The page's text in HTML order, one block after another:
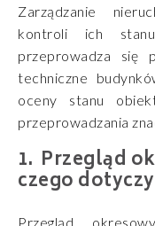
Zarządzanie
kontroli ich
przeprowadza się
techniczne
oceny stanu
przeprowadzania
Przegląd
czego
Przegląd